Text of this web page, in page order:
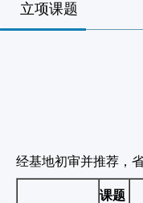
立项课题
经基地初审并推荐，
课题